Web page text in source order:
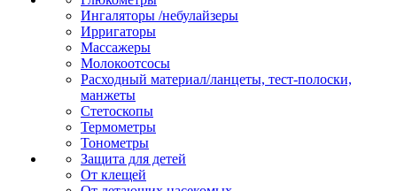
Ингаляторы /небулайзеры
Ирригаторы
Массажеры
Молокоотсосы
Расходный материал/ланцеты, тест-полоски,
манжеты
Стетоскопы
Термометры
Тонометры
Защита для детей
От клещей